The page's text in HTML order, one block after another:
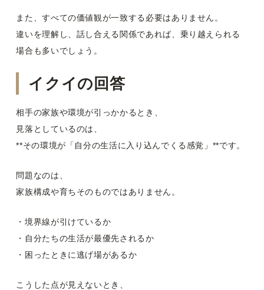
また、すべての価値観が一致する必要はありません。
違いを理解し、話し合える関係であれば、乗り越えられる
場合も多いでしょう。
イクイの回答
相手の家族や環境が引っかかるとき、
見落としているのは、
**その環境が「自分の生活に入り込んでくる感覚」**です。
問題なのは、
家族構成や育ちそのものではありません。
・境界線が引けているか
・自分たちの生活が最優先されるか
・困ったときに逃げ場があるか
こうした点が見えないとき、